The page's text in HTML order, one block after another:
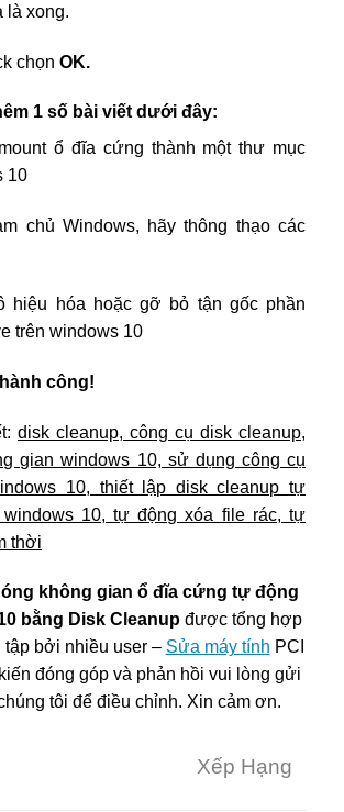
là xong.
chọn OK.
1 số bài viết dưới đây:
ổ đĩa cứng thành một thư mục
10
chủ Windows, hãy thông thạo các
hiệu hóa hoặc gỡ bỏ tận gốc phần
trên windows 10
công!
disk cleanup, công cụ disk cleanup,
gian windows 10, sử dụng công cụ
10, thiết lập disk cleanup tự
10, tự động xóa file rác, tự
thời
không gian ổ đĩa cứng tự động
bằng Disk Cleanupđược tổng hợp
bởi nhiều user – Sửa máy tính PCI
đóng góp và phản hồi vui lòng gửi
tôi để điều chỉnh. Xin cảm ơn.
Xếp Hạng